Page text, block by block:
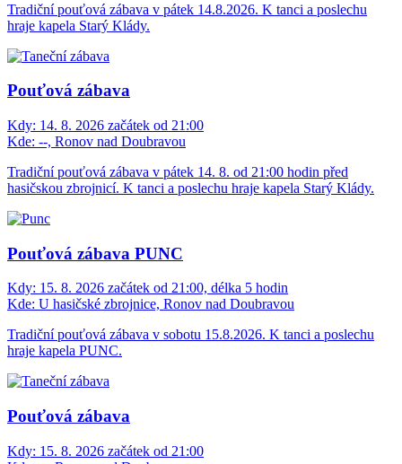
Tradiční pouťová zábava v pátek 14.8.2026. K tanci a poslechu
hraje kapela Starý Klády.
Pouťová zábava
Kdy: 14. 8. 2026 začátek od 21:00
Kde: --, Ronov nad Doubravou
Tradiční pouťová zábava v pátek 14. 8. od 21:00 hodin před
hasičskou zbrojnicí. K tanci a poslechu hraje kapela Starý Klády.
Pouťová zábava PUNC
Kdy: 15. 8. 2026 začátek od 21:00, délka 5 hodin
Kde: U hasičské zbrojnice, Ronov nad Doubravou
Tradiční pouťová zábava v sobotu 15.8.2026. K tanci a poslechu
hraje kapela PUNC.
Pouťová zábava
Kdy: 15. 8. 2026 začátek od 21:00